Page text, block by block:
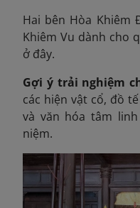
Hai bên Hòa Khiêm
Khiêm Vu dành cho
ở đây.
Gợi ý trải nghiệm
các hiện vật cổ, đồ
và văn hóa tâm
niệm.